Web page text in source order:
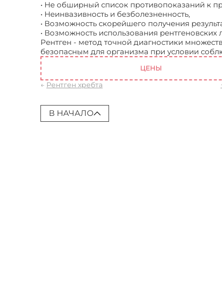
• Не обширный список противопоказаний к
• Неинвазивность и безболезненность,
• Возможность скорейшего получения
• Возможность использования
Рентген - метод точной диагностики
безопасным для организма при условии
ЦЕНЫ
← Рентген хребта
В НАЧАЛО